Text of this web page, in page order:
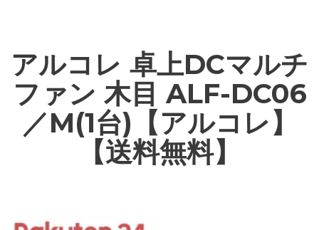
アルコレ 卓上DCマルチ
ファン 木目 ALF-DC06
／M(1台)【アルコレ】
【送料無料】